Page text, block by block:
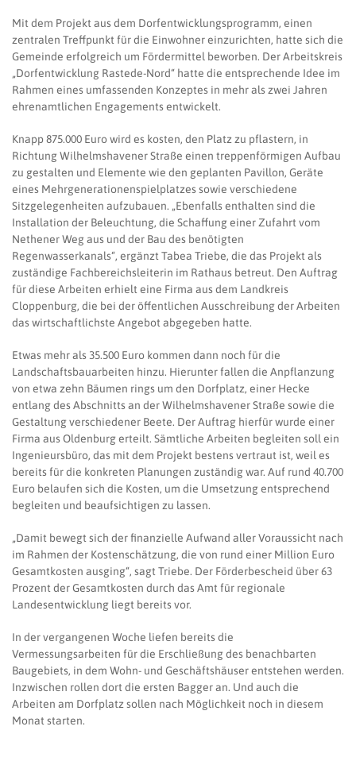
Mit dem Projekt aus dem Dorfentwicklungsprogramm, einen
zentralen Treffpunkt für die Einwohner einzurichten, hatte sich die
Gemeinde erfolgreich um Fördermittel beworben. Der Arbeitskreis
„Dorfentwicklung Rastede-Nord“ hatte die entsprechende Idee im
Rahmen eines umfassenden Konzeptes in mehr als zwei Jahren
ehrenamtlichen Engagements entwickelt.
Knapp 875.000 Euro wird es kosten, den Platz zu pflastern, in
Richtung Wilhelmshavener Straße einen treppenförmigen Aufbau
zu gestalten und Elemente wie den geplanten Pavillon, Geräte
eines Mehrgenerationenspielplatzes sowie verschiedene
Sitzgelegenheiten aufzubauen. „Ebenfalls enthalten sind die
Installation der Beleuchtung, die Schaffung einer Zufahrt vom
Nethener Weg aus und der Bau des benötigten
Regenwasserkanals“, ergänzt Tabea Triebe, die das Projekt als
zuständige Fachbereichsleiterin im Rathaus betreut. Den Auftrag
für diese Arbeiten erhielt eine Firma aus dem Landkreis
Cloppenburg, die bei der öffentlichen Ausschreibung der Arbeiten
das wirtschaftlichste Angebot abgegeben hatte.
Etwas mehr als 35.500 Euro kommen dann noch für die
Landschaftsbauarbeiten hinzu. Hierunter fallen die Anpflanzung
von etwa zehn Bäumen rings um den Dorfplatz, einer Hecke
entlang des Abschnitts an der Wilhelmshavener Straße sowie die
Gestaltung verschiedener Beete. Der Auftrag hierfür wurde einer
Firma aus Oldenburg erteilt. Sämtliche Arbeiten begleiten soll ein
Ingenieursbüro, das mit dem Projekt bestens vertraut ist, weil es
bereits für die konkreten Planungen zuständig war. Auf rund 40.700
Euro belaufen sich die Kosten, um die Umsetzung entsprechend
begleiten und beaufsichtigen zu lassen.
„Damit bewegt sich der finanzielle Aufwand aller Voraussicht nach
im Rahmen der Kostenschätzung, die von rund einer Million Euro
Gesamtkosten ausging“, sagt Triebe. Der Förderbescheid über 63
Prozent der Gesamtkosten durch das Amt für regionale
Landesentwicklung liegt bereits vor.
In der vergangenen Woche liefen bereits die
Vermessungsarbeiten für die Erschließung des benachbarten
Baugebiets, in dem Wohn- und Geschäftshäuser entstehen werden.
Inzwischen rollen dort die ersten Bagger an. Und auch die
Arbeiten am Dorfplatz sollen nach Möglichkeit noch in diesem
Monat starten.